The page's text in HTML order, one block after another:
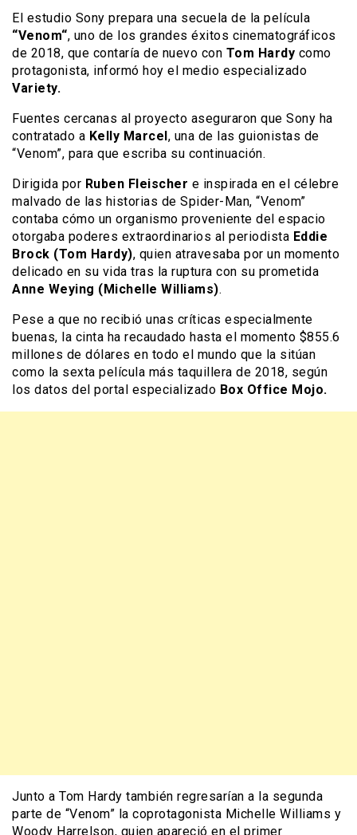
El estudio Sony prepara una secuela de la película
“Venom“, uno de los grandes éxitos cinematográficos
de 2018, que contaría de nuevo con Tom Hardy como
protagonista, informó hoy el medio especializado
Variety.
Fuentes cercanas al proyecto aseguraron que Sony ha
contratado a Kelly Marcel , una de las guionistas de
“Venom”, para que escriba su continuación.
Dirigida por Ruben Fleischer e inspirada en el célebre
malvado de las historias de Spider-Man, “Venom”
contaba cómo un organismo proveniente del espacio
otorgaba poderes extraordinarios al periodista Eddie
Brock (Tom Hardy), quien atravesaba por un momento
delicado en su vida tras la ruptura con su prometida
Anne Weying (Michelle Williams).
Pese a que no recibió unas críticas especialmente
buenas, la cinta ha recaudado hasta el momento $855.6
millones de dólares en todo el mundo que la sitúan
como la sexta película más taquillera de 2018, según
los datos del portal especializado Box Office Mojo.
Junto a Tom Hardy también regresarían a la segunda
parte de “Venom” la coprotagonista Michelle Williams y
Woody Harrelson, quien apareció en el primer